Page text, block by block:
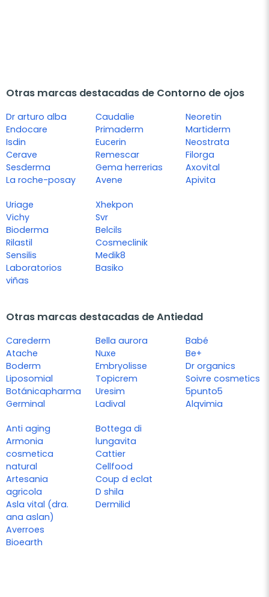
Otras marcas destacadas de Contorno de ojos
Dr arturo alba
Endocare
Isdin
Cerave
Sesderma
La roche-posay
Caudalie
Primaderm
Eucerin
Remescar
Gema herrerias
Avene
Neoretin
Martiderm
Neostrata
Filorga
Axovital
Apivita
Uriage
Vichy
Bioderma
Rilastil
Sensilis
Laboratorios
viñas
Xhekpon
Svr
Belcils
Cosmeclinik
Medik8
Basiko
Otras marcas destacadas de Antiedad
Carederm
Atache
Boderm
Liposomial
Botánicapharma
Germinal
Bella aurora
Nuxe
Embryolisse
Topicrem
Uresim
Ladival
Babé
Be+
Dr organics
Soivre cosmetics
5punto5
Alqvimia
Anti aging
Armonia
cosmetica
natural
Artesania
agricola
Asla vital (dra.
ana aslan)
Averroes
Bioearth
Bottega di
lungavita
Cattier
Cellfood
Coup d eclat
D shila
Dermilid